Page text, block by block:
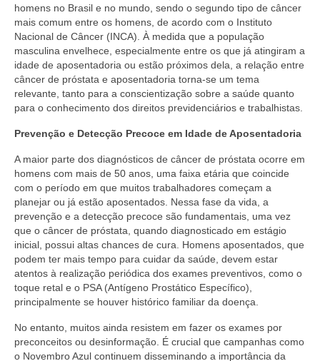
homens no Brasil e no mundo, sendo o segundo tipo de câncer
mais comum entre os homens, de acordo com o Instituto
Nacional de Câncer (INCA). À medida que a população
masculina envelhece, especialmente entre os que já atingiram a
idade de aposentadoria ou estão próximos dela, a relação entre
câncer de próstata e aposentadoria torna-se um tema
relevante, tanto para a conscientização sobre a saúde quanto
para o conhecimento dos direitos previdenciários e trabalhistas.
Prevenção e Detecção Precoce em Idade de Aposentadoria
A maior parte dos diagnósticos de câncer de próstata ocorre em
homens com mais de 50 anos, uma faixa etária que coincide
com o período em que muitos trabalhadores começam a
planejar ou já estão aposentados. Nessa fase da vida, a
prevenção e a detecção precoce são fundamentais, uma vez
que o câncer de próstata, quando diagnosticado em estágio
inicial, possui altas chances de cura. Homens aposentados, que
podem ter mais tempo para cuidar da saúde, devem estar
atentos à realização periódica dos exames preventivos, como o
toque retal e o PSA (Antígeno Prostático Específico),
principalmente se houver histórico familiar da doença.
No entanto, muitos ainda resistem em fazer os exames por
preconceitos ou desinformação. É crucial que campanhas como
o Novembro Azul continuem disseminando a importância da